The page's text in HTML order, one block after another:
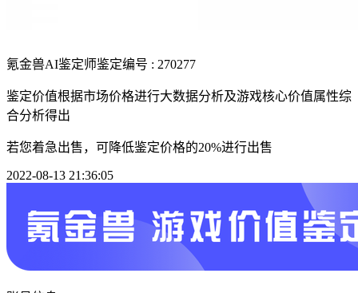
氪金兽AI鉴定师鉴定编号 : 270277
鉴定价值根据市场价格进行大数据分析及游戏核心价值属性综
合分析得出
若您着急出售，可降低鉴定价格的20%进行出售
2022-08-13 21:36:05